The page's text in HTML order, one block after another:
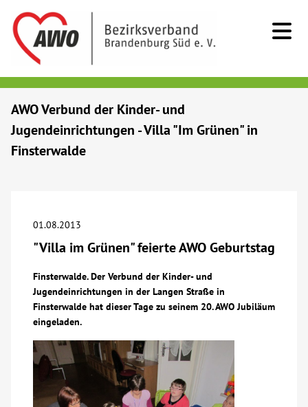
Senioren
Begegnung
Bildung
Veranstaltungen
AWO Verbund der Kinder- und
Jugendeinrichtungen - Villa "Im Grünen" in
Finsterwalde
01.08.2013
"Villa im Grünen" feierte AWO Geburtstag
Finsterwalde. Der Verbund der Kinder- und
Jugendeinrichtungen in der Langen Straße in
Finsterwalde hat dieser Tage zu seinem 20. AWO Jubiläum
eingeladen.